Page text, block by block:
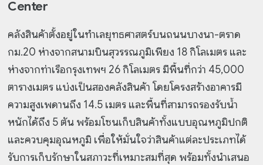
Center
คลังสินค้าตั้งอยู่ในทำเลยุทธศาสตร์บนถนนบางนา-ตราด
กม.20 ห่างจากสนามบินสุวรรณภูมิเพียง 18 กิโลเมตร และ
ห่างจากท่าเรือกรุงเทพฯ 26 กิโลเมตร มีพื้นที่กว่า 45,000
ตารางเมตร แบ่งเป็นสองคลังสินค้า โดยโครงสร้างอาคารมี
ความสูงเพดานถึง 14.5 เมตร และพื้นที่สามารถรองรับน้ำ
หนักได้ถึง 5 ตัน พร้อมโซนเก็บสินค้าทั้งแบบอุณหภูมิปกติ
และควบคุมอุณหภูมิ เพื่อให้มั่นใจว่าสินค้าแต่ละประเภทได้
รับการเก็บรักษาในสภาวะที่เหมาะสมที่สุด พร้อมทั้งนำเสนอ